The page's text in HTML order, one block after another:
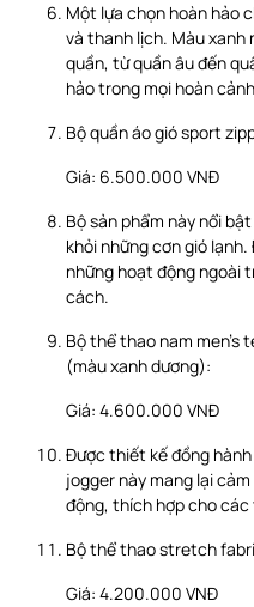
Một lựa chọn hoàn hảo
và thanh lịch. Màu xanh
quần, từ quần âu đến
hảo trong mọi hoàn
Bộ quần áo gió sport
Giá: 6.500.000 VNĐ
Bộ sản phẩm này nổi
khỏi những cơn gió
những hoạt động ngoài
cách.
Bộ thể thao nam men’s
(màu xanh dương):
Giá: 4.600.000 VNĐ
Được thiết kế đồng
jogger này mang lại
động, thích hợp cho
Bộ thể thao stretch
Giá: 4.200.000 VNĐ